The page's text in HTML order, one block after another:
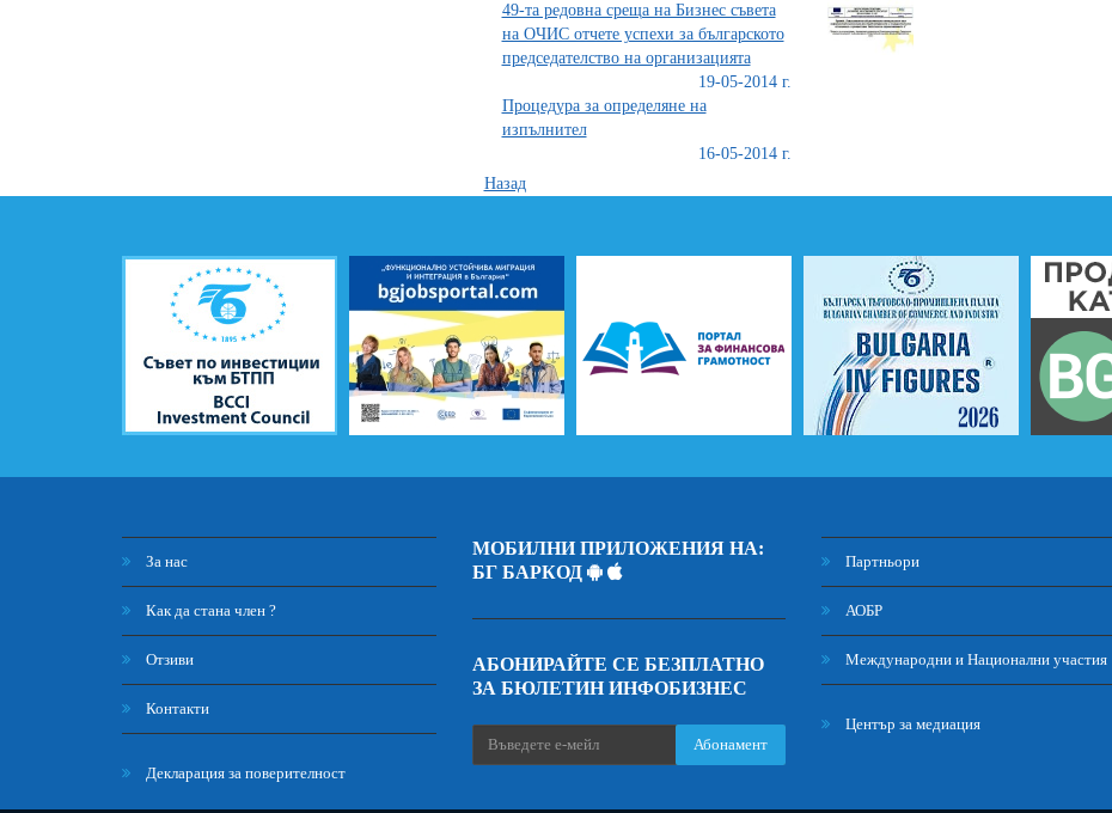
49-та редовна среща на Бизнес съвета
на ОЧИС отчете успехи за българското
председателство на организацията
19-05-2014 г.
Процедура за определяне на
изпълнител
16-05-2014 г.
Назад
За нас
Как да стана член ?
Отзиви
Контакти
Декларация за поверителност
МОБИЛНИ ПРИЛОЖЕНИЯ НА:
БГ БАРКОД
АБОНИРАЙТЕ СЕ БЕЗПЛАТНО
ЗА БЮЛЕТИН ИНФОБИЗНЕС
Абонамент
Партньори
АОБР
Международни и Национални участия
Център за медиация